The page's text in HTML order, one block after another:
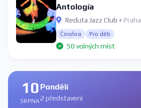
Antología
Reduta Jazz Club • Praha
Činohra Pro děti
50 volných míst
10
SRPNA
Pondělí
2 představení